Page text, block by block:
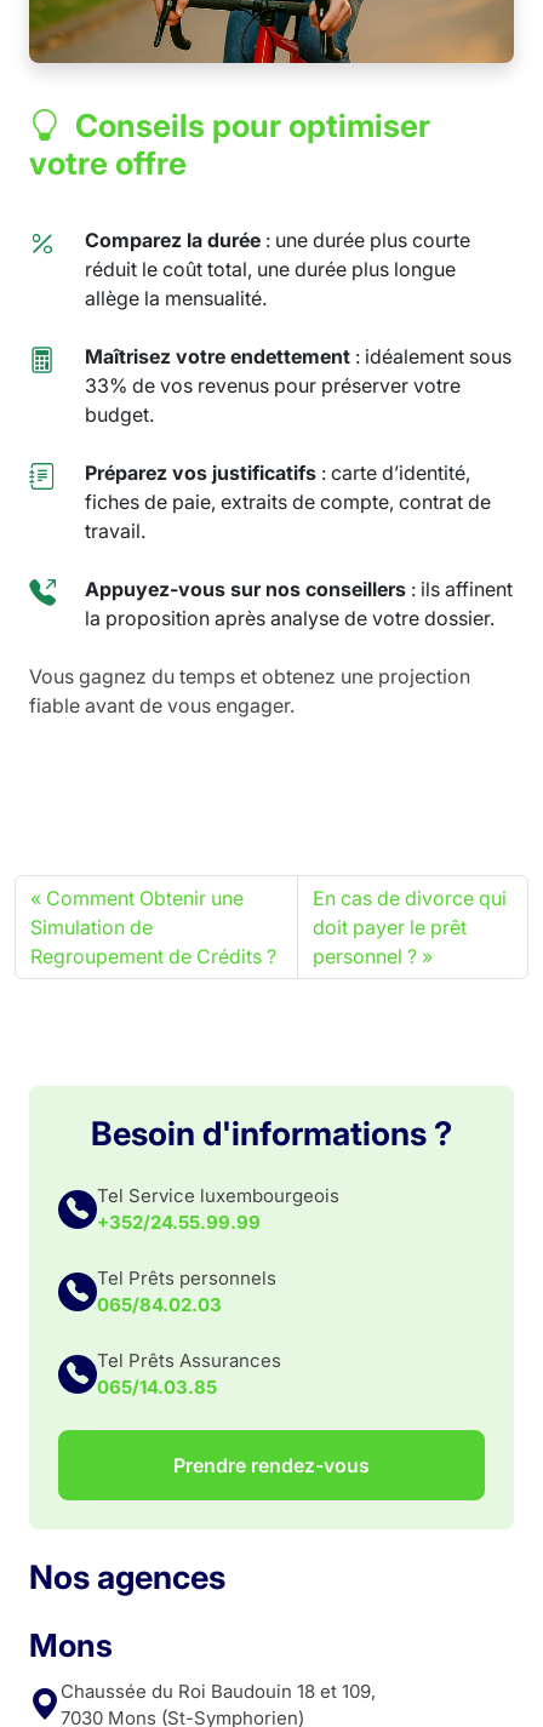
Conseils pour optimiser
votre offre
Comparez la durée : une durée plus courte
réduit le coût total, une durée plus longue
allège la mensualité.
Maîtrisez votre endettement : idéalement sous
33% de vos revenus pour préserver votre
budget.
Préparez vos justificatifs : carte d’identité,
fiches de paie, extraits de compte, contrat de
travail.
Appuyez-vous sur nos conseillers : ils affinent
la proposition après analyse de votre dossier.
Vous gagnez du temps et obtenez une projection
fiable avant de vous engager.
Comment Obtenir une
Simulation de
Regroupement de Crédits ?
En cas de divorce qui
doit payer le prêt
personnel ?
Besoin d'informations ?
Tel Service luxembourgeois
+352/24.55.99.99
Tel Prêts personnels
065/84.02.03
Tel Prêts Assurances
065/14.03.85
Prendre rendez-vous
Nos agences
Mons
Chaussée du Roi Baudouin 18 et 109,
7030 Mons (St-Symphorien)